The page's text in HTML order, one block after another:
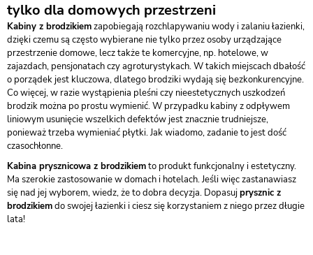
tylko dla domowych przestrzeni
Kabiny z brodzikiemzapobiegają rozchlapywaniu wody i zalaniu łazienki,
dzięki czemu są często wybierane nie tylko przez osoby urządzające
przestrzenie domowe, lecz także te komercyjne, np. hotelowe, w
zajazdach, pensjonatach czy agroturystykach. W takich miejscach dbałość
o porządek jest kluczowa, dlatego brodziki wydają się bezkonkurencyjne.
Co więcej, w razie wystąpienia pleśni czy nieestetycznych uszkodzeń
brodzik można po prostu wymienić. W przypadku kabiny z odpływem
liniowym usunięcie wszelkich defektów jest znacznie trudniejsze,
ponieważ trzeba wymieniać płytki. Jak wiadomo, zadanie to jest dość
czasochłonne.
Kabina prysznicowa z brodzikiemto produkt funkcjonalny i estetyczny.
Ma szerokie zastosowanie w domach i hotelach. Jeśli więc zastanawiasz
się nad jej wyborem, wiedz, że to dobra decyzja. Dopasujprysznic z
brodzikiemdo swojej łazienki i ciesz się korzystaniem z niego przez długie
lata!